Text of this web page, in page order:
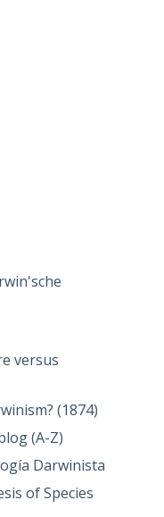
versus
(1874)
(A-Z)
Darwinista
of Species